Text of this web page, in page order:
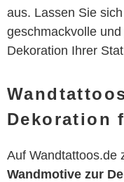
aus. Lassen Sie
geschmackvolle
Dekoration Ihrer
Dekoration
Auf Wandtattoos.de
Wandmotive zur